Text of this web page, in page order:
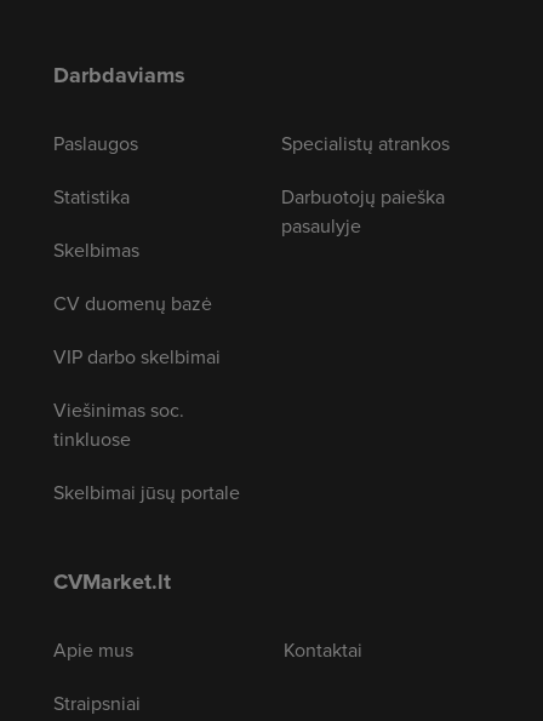
Darbdaviams
Paslaugos
Statistika
Skelbimas
CV duomenų bazė
VIP darbo skelbimai
Viešinimas soc.
tinkluose
Skelbimai jūsų portale
Specialistų atrankos
Darbuotojų paieška
pasaulyje
CVMarket.lt
Apie mus
Straipsniai
Kontaktai